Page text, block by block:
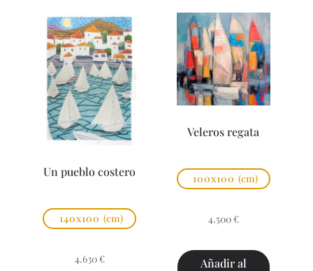
Un pueblo costero
140x100 (cm)
4.630 €
Veleros regata
100x100 (cm)
4.500 €
Añadir al